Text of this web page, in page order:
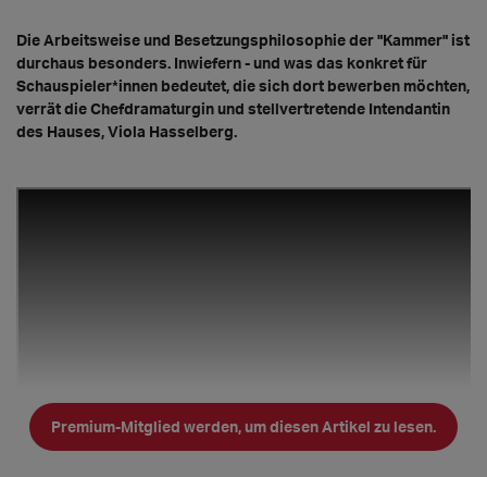
Die Arbeitsweise und Besetzungsphilosophie der "Kammer" ist
durchaus besonders. Inwiefern - und was das konkret für
Schauspieler*innen bedeutet, die sich dort bewerben möchten,
verrät die Chefdramaturgin und stellvertretende Intendantin
des Hauses, Viola Hasselberg.
Premium-Mitglied werden, um diesen Artikel zu lesen.